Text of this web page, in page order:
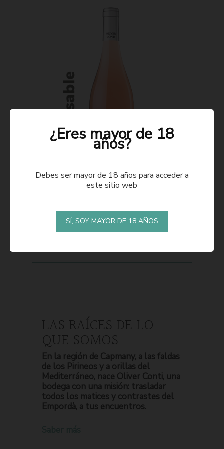
LAS RAÍCES DE LO
QUE SOMOS
En la región de Capmany, a las faldas
de los Pirineos y a orillas del
Mediterráneo, nace Oliver Conti, una
bodega con una misión: trasladar
todos los matices y contrastes del
Empordà, a tus encuentros.
¿Eres mayor de 18
años?
Debes ser mayor de 18 años para acceder a
este sitio web
SÍ, SOY MAYOR DE 18 AÑOS